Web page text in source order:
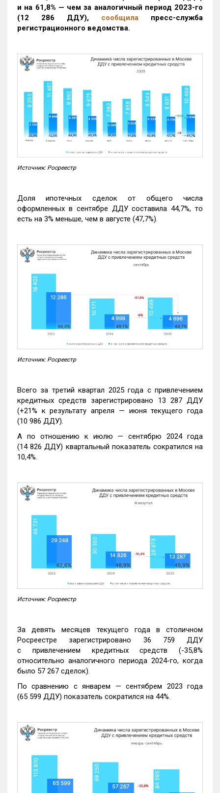
и на 61,8% — чем за аналогичный период 2023-го
(12 286 ДДУ), сообщила пресс-служба
регистрационного ведомства.
Источник: Росреестр
Доля ипотечных сделок от общего числа
оформленных в сентябре ДДУ составила 44,7%, то
есть на 3% меньше, чем в августе (47,7%).
Источник: Росреестр
Всего за третий квартал 2025 года с привлечением
кредитных средств зарегистрировано 13 287 ДДУ
(+21% к результату апреля — июня текущего года
(10 986 ДДУ).
А по отношению к июлю — сентябрю 2024 года
(14 826 ДДУ) квартальный показатель сократился на
10,4%.
Источник: Росреестр
За девять месяцев текущего года в столичном
Росреестре зарегистрировано 36 759 ДДУ
с привлечением кредитных средств (-35,8%
относительно аналогичного периода 2024-го, когда
было 57 267 сделок).
По сравнению с январем — сентябрем 2023 года
(65 599 ДДУ) показатель сократился на 44%.